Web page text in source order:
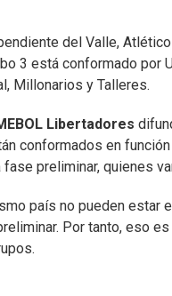
del Valle,
3 está conformado por
Millonarios y Talleres.
Libertadores
conformados en
preliminar, quienes
país no pueden estar
Por tanto, eso